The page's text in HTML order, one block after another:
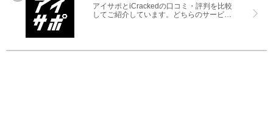
アイサポとiCrackedの口コミ・評判を比較
してご紹介しています。どちらのサービス
てください。